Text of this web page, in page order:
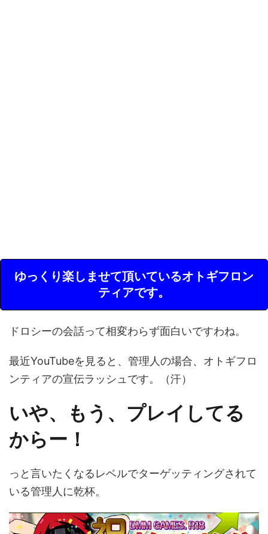
ゆっくり楽しませて頂いているオトギフロン
ティアです。
ドロシーの会話って相変わらず面白いですわね。
最近YouTubeを見ると、管理人の場合、オトギフロ
ンティアの宣伝ラッシュです。（汗）
いや、もう、プレイしてる
からー！
っと言いたくなるレベルでターゲッティングされて
いる管理人に乾杯。